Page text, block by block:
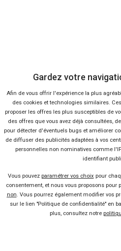
Politique de
Liens
Voiture pas
Gardez votre
Afin de vous offrir l'expérience la plus
des cookies et technologies similaires.
proposer les offres les plus susceptibles de
des offres que vous avez déjà consultées,
pour détecter d'éventuels bugs et améliorer
de diffuser des publicités adaptées à vos
personnelles non nominatives comme
identifiant
Vous pouvez paramétrer vos choix pour
consentement, et nous vous proposons pour
non. Vous pourrez également modifier vos
sur le lien "Politique de confidentialité" en
plus, consultez notre